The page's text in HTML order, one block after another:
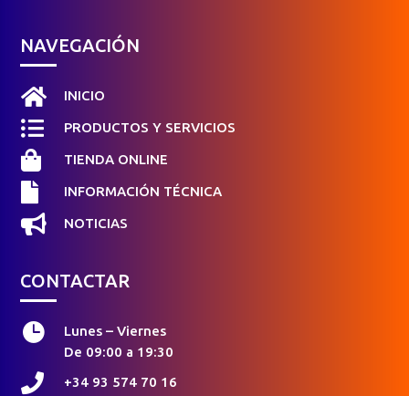
NAVEGACIÓN
 INICIO
 PRODUCTOS Y SERVICIOS
 TIENDA ONLINE
 INFORMACIÓN TÉCNICA
 NOTICIAS
CONTACTAR

Lunes – Viernes
De 09:00 a 19:30
 +34 93 574 70 16